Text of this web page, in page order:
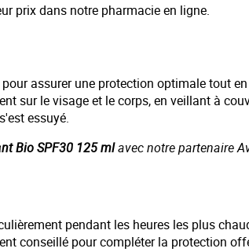
prix dans notre pharmacie en ligne.
assurer une protection optimale tout
sur le visage et le corps, en veillant à
essuyé.
Bio SPF30 125 mlavec notre partenaire
pendant les heures les plus
conseillé pour compléter la protection